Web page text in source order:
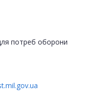
потреб оборони